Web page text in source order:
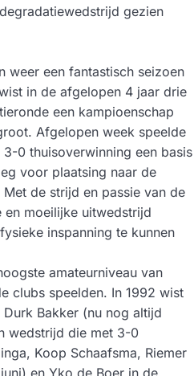
gezien
weer een fantastisch seizoen
in de afgelopen 4 jaar drie
een kampioenschap
Afgelopen week speelde
0 thuisoverwinning een basis
voor plaatsing naar de
de strijd en passie van de
moeilijke uitwedstrijd
inspanning te kunnen
amateurniveau van
clubs speelden. In 1992 wist
Bakker (nu nog altijd
wedstrijd die met 3-0
Koop Schaafsma, Riemer
en Yko de Boer in de